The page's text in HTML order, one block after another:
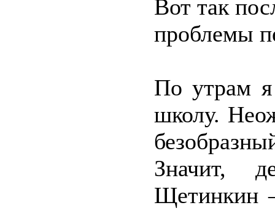
Вот так
проблемы
По утрам я
школу.
Значит,
Щетинкин